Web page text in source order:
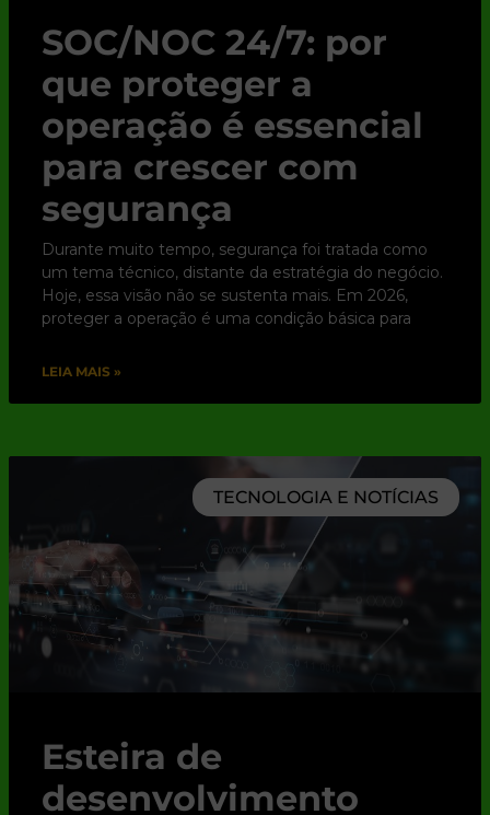
SOC/NOC 24/7: por
que proteger a
operação é essencial
para crescer com
segurança
Durante muito tempo, segurança foi tratada como
um tema técnico, distante da estratégia do negócio.
Hoje, essa visão não se sustenta mais. Em 2026,
proteger a operação é uma condição básica para
LEIA MAIS »
TECNOLOGIA E NOTÍCIAS
Esteira de
desenvolvimento